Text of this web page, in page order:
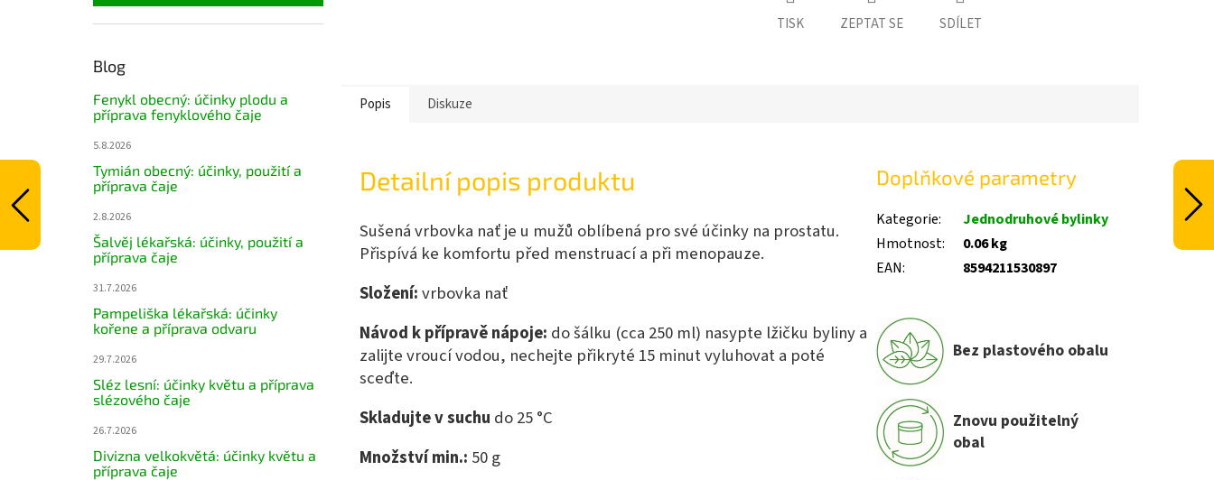
Blog
Fenykl obecný: účinky plodu a
příprava fenyklového čaje
5.8.2026
Tymián obecný: účinky, použití a
příprava čaje
2.8.2026
Šalvěj lékařská: účinky, použití a
příprava čaje
31.7.2026
Pampeliška lékařská: účinky
kořene a příprava odvaru
29.7.2026
Sléz lesní: účinky květu a příprava
slézového čaje
26.7.2026
Divizna velkokvětá: účinky květu a
příprava čaje
TISK ZEPTAT SE SDÍLET
Popis Diskuze
Detailní popis produktu
Sušená vrbovka nať je u mužů oblíbená pro své účinky na prostatu.
Přispívá ke komfortu před menstruací a při menopauze.
Složení:vrbovka nať
Návod k přípravě nápoje: do šálku (cca 250 ml) nasypte lžičku byliny a
zalijte vroucí vodou, nechejte přikryté 15 minut vyluhovat a poté
sceďte.
Skladujte v suchu do 25 °C
Množství min.: 50g
Doplňkové parametry
Kategorie:
Jednodruhové bylinky
Hmotnost:
0.06 kg
EAN: 8594211530897
Bez plastového obalu
Znovu použitelný
obal